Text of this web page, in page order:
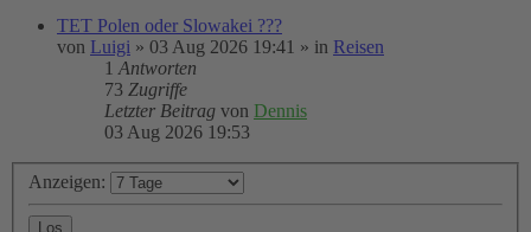
TET Polen oder Slowakei ???
von Luigi » 03 Aug 2026 19:41 » in Reisen
1 Antworten
73 Zugriffe
Letzter Beitrag von Dennis
03 Aug 2026 19:53
Anzeigen: